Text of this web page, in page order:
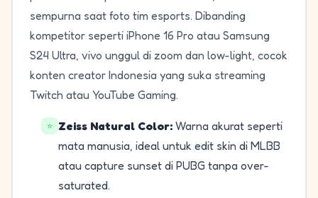
sempurna saat foto tim esports. Dibanding
kompetitor seperti iPhone 16 Pro atau Samsung
S24 Ultra, vivo unggul di zoom dan low-light, cocok
konten creator Indonesia yang suka streaming
Twitch atau YouTube Gaming.
⭐ Zeiss Natural Color: Warna akurat seperti
mata manusia, ideal untuk edit skin di MLBB
atau capture sunset di PUBG tanpa over-
saturated.